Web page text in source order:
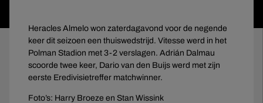
Heracles Almelo won zaterdagavond voor de negende
keer dit seizoen een thuiswedstrijd. Vitesse werd in het
Polman Stadion met 3-2 verslagen. Adrián Dalmau
scoorde twee keer, Dario van den Buijs werd met zijn
eerste Eredivisietreffer matchwinner.
Foto’s: Harry Broeze en Stan Wissink